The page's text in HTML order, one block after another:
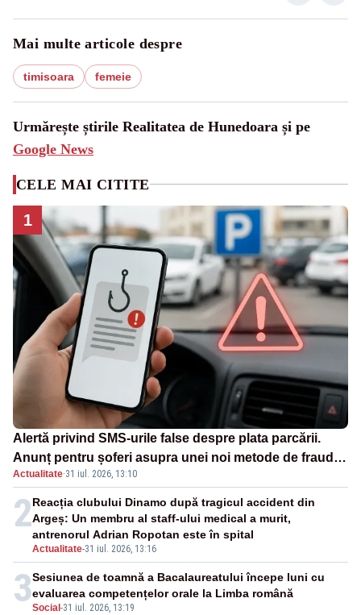
Mai multe articole despre
timisoara femeie
Urmărește știrile Realitatea de Hunedoara și pe
Google News
CELE MAI CITITE
1
Alertă privind SMS-urile false despre plata parcării.
Anunț pentru șoferi asupra unei noi metode de fraudă
online
Actualitate·31 iul. 2026, 13:10
2
Actualitate-31 iul. 2026, 13:16
Reacția clubului Dinamo după tragicul accident din
Argeș: Un membru al staff-ului medical a murit,
antrenorul Adrian Ropotan este în spital
3Social -31 iul. 2026, 13:19
Sesiunea de toamnă a Bacalaureatului începe luni cu
evaluarea competențelor orale la Limba română